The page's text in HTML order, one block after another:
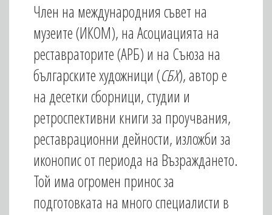
Член на международния съвет на
музеите (ИКОМ), на Асоциацията на
реставраторите (АРБ) и на Съюза на
българските художници (СБХ), автор е
на десетки сборници, студии и
ретроспективни книги за проучвания,
реставрационни дейности, изложби за
иконопис от периода на Възраждането.
Той има огромен принос за
подготовката на много специалисти в